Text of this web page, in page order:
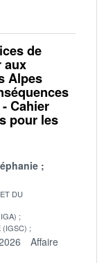
de
aux
Alpes
Cahier
pour les
DU
(IGSC)
Affaire